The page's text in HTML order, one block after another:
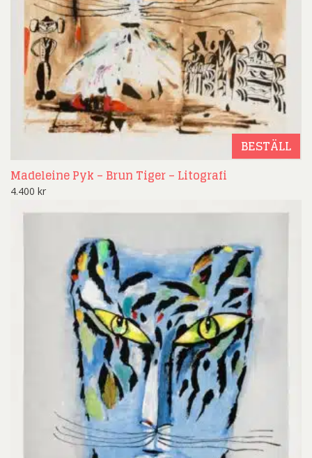
BESTÄLL
Madeleine Pyk – Brun Tiger – Litografi
4.400 kr